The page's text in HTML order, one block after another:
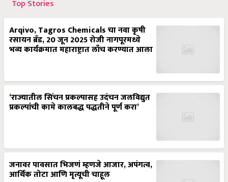
Top Stories
Arqivo, Tagros Chemicals चा नवा कृषी
रसायन ब्रँड, 20 जून 2025 रोजी नागपूरमध्ये
भव्य कार्यक्रमात महाराष्ट्रात लाँच करण्यात आला
‘राज्यातील सिंचन प्रकल्पासह उदंचन जलविद्युत
प्रकल्पांची कामे कालबद्ध पद्धतीने पूर्ण करा’
जनावर पावसात भिजणं म्हणजे आजार, अपंगत्व,
आर्थिक तोटा आणि मृत्यूची चाहूल